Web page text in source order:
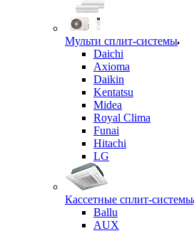
Мульти сплит-системы
Daichi
Axioma
Daikin
Kentatsu
Midea
Royal Clima
Funai
Hitachi
LG
Кассетные сплит-системы
Ballu
AUX